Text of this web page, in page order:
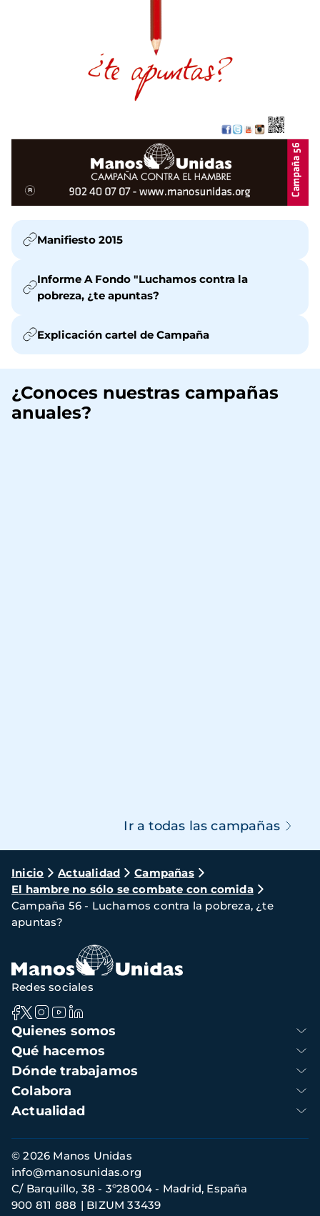
Manifiesto 2015
Informe A Fondo "Luchamos contra la
pobreza, ¿te apuntas?
Explicación cartel de Campaña
¿Conoces nuestras campañas
anuales?
Ir a todas las campañas
Ruta
de
navegación
Inicio Actualidad
Campañas
El hambre no sólo se combate con comida
Campaña 56 - Luchamos contra la pobreza, ¿te
apuntas?
Navegación
principal
Quienes somos
Qué hacemos
Dónde trabajamos
Colabora
Actualidad
Redes sociales
Información
de
contacto
© 2026 Manos Unidas
C/ Barquillo, 38 - 3º28004 - Madrid, España
900 811 888
BIZUM 33439
info@manosunidas.org